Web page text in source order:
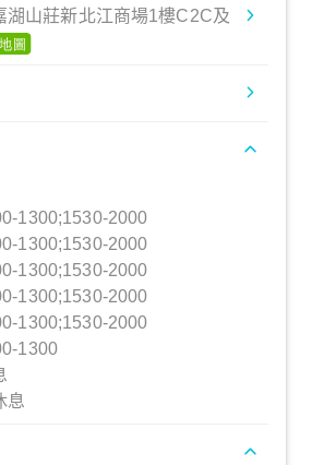
湖山莊新北江商場1樓C2C及
1300;1530-2000
1300;1530-2000
1300;1530-2000
1300;1530-2000
1300;1530-2000
1300
息